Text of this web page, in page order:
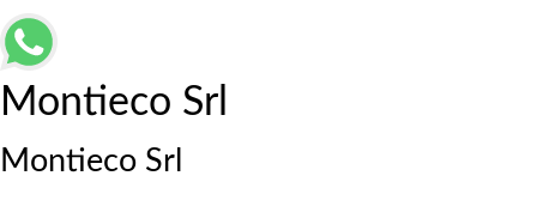
Montieco Srl
Montieco Srl